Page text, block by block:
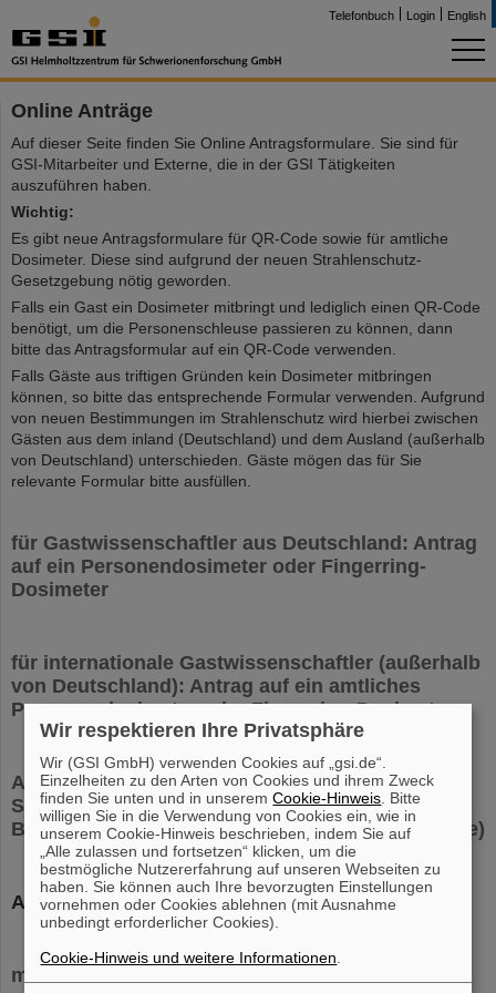
Telefonbuch Login English
Online Anträge
Auf dieser Seite finden Sie Online Antragsformulare. Sie sind für
GSI-Mitarbeiter und Externe, die in der GSI Tätigkeiten
auszuführen haben.
Wichtig:
Es gibt neue Antragsformulare für QR-Code sowie für amtliche
Dosimeter. Diese sind aufgrund der neuen Strahlenschutz-
Gesetzgebung nötig geworden.
Falls ein Gast ein Dosimeter mitbringt und lediglich einen QR-Code
benötigt, um die Personenschleuse passieren zu können, dann
bitte das Antragsformular auf ein QR-Code verwenden.
Falls Gäste aus triftigen Gründen kein Dosimeter mitbringen
können, so bitte das entsprechende Formular verwenden. Aufgrund
von neuen Bestimmungen im Strahlenschutz wird hierbei zwischen
Gästen aus dem inland (Deutschland) und dem Ausland (außerhalb
von Deutschland) unterschieden. Gäste mögen das für Sie
relevante Formular bitte ausfüllen.
für Gastwissenschaftler aus Deutschland: Antrag
auf ein Personendosimeter oder Fingerring-
Dosimeter
für internationale Gastwissenschaftler (außerhalb
von Deutschland): Antrag auf ein amtliches
Personendosimeter oder Fingerring-Dosimeter
Antragsformular für ein QR-Code für Zugang zu
Strahlenschutz-Bereichen sowie auch AEB-
Bereichen (für nationale und internationale Gäste)
Arbeiten außerhalb der GSI
medizinische Strahlenschutz-Untersuchung
Wir respektieren Ihre Privatsphäre
Wir (GSI GmbH) verwenden Cookies auf „gsi.de“.
Einzelheiten zu den Arten von Cookies und ihrem Zweck
finden Sie unten und in unseremCookie-Hinweis . Bitte
willigen Sie in die Verwendung von Cookies ein, wie in
unserem Cookie-Hinweis beschrieben, indem Sie auf
„Alle zulassen und fortsetzen“ klicken, um die
bestmögliche Nutzererfahrung auf unseren Webseiten zu
haben. Sie können auch Ihre bevorzugten Einstellungen
vornehmen oder Cookies ablehnen (mit Ausnahme
unbedingt erforderlicher Cookies).
Cookie-Hinweis und weitere Informationen